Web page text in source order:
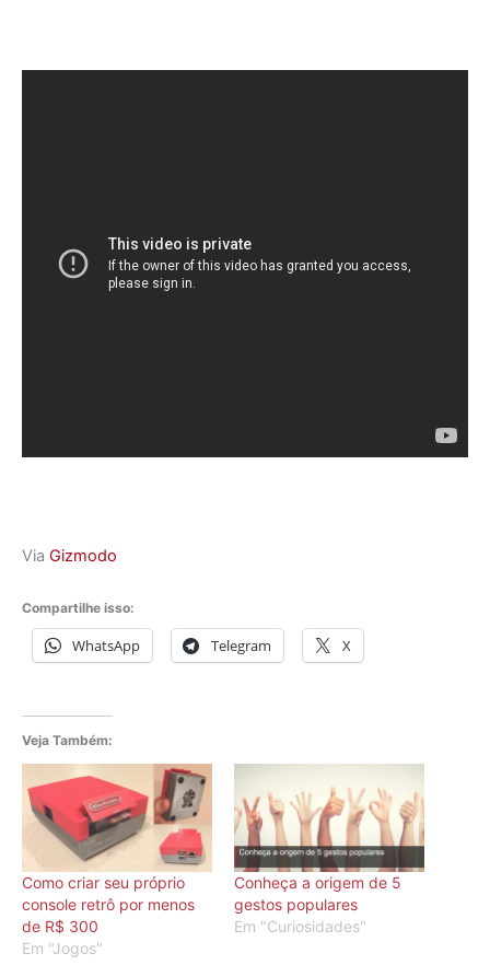
Via Gizmodo
Compartilhe isso:
WhatsApp Telegram X
Veja Também:
Como criar seu próprio
console retrô por menos
de R$ 300
Em "Jogos"
Conheça a origem de 5
gestos populares
Em "Curiosidades"